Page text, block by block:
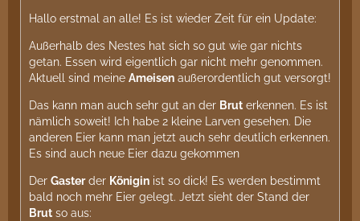
Hallo erstmal an alle! Es ist wieder Zeit für ein Update:
Außerhalb des Nestes hat sich so gut wie gar nichts
getan. Essen wird eigentlich gar nicht mehr genommen.
Aktuell sind meine Ameisen außerordentlich gut versorgt!
Das kann man auch sehr gut an der Brut erkennen. Es ist
nämlich soweit! Ich habe 2 kleine Larven gesehen. Die
anderen Eier kann man jetzt auch sehr deutlich erkennen.
Es sind auch neue Eier dazu gekommen
Der Gasterder Königin ist so dick! Es werden bestimmt
bald noch mehr Eier gelegt. Jetzt sieht der Stand der
Brut so aus: